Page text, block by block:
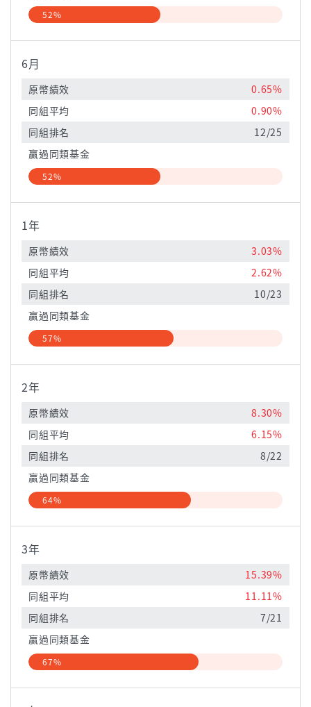
52%
6月
原幣績效
0.65%
同組平均
0.90%
同組排名
12/25
贏過同類基金
52%
1年
原幣績效
3.03%
同組平均
2.62%
同組排名
10/23
贏過同類基金
57%
2年
原幣績效
8.30%
同組平均
6.15%
同組排名
8/22
贏過同類基金
64%
3年
原幣績效
15.39%
同組平均
11.11%
同組排名
7/21
贏過同類基金
67%